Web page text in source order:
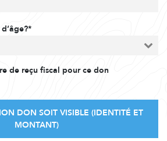
de reçu fiscal pour ce don
DON SOIT VISIBLE (IDENTITÉ ET
MONTANT)